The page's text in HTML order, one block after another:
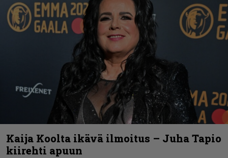
Kaija Koolta ikävä ilmoitus – Juha Tapio
kiirehti apuun